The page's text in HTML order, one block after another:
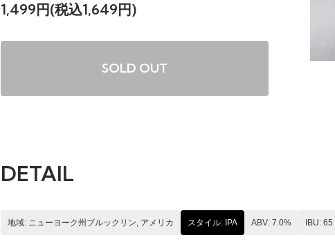
1,499円(税込1,649円)
SOLD OUT
DETAIL
地域: ニューヨーク州ブルックリン, アメリカ スタイル: IPA ABV: 7.0% IBU: 65